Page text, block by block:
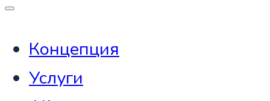
Концепция
Услуги